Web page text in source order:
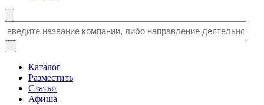
Каталог
Разместить
Статьи
Афиша